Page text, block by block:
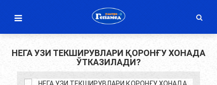
НЕГА УЗИ ТЕКШИРУВЛАРИ ҚОРОНҒУ ХОНАДА
ЎТКАЗИЛАДИ?